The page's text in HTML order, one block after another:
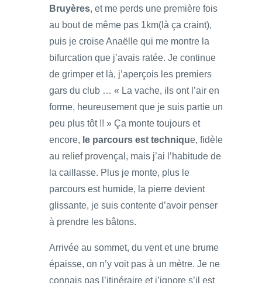
Bruyères, et me perds une première fois
au bout de même pas 1km(là ça craint),
puis je croise Anaëlle qui me montre la
bifurcation que j’avais ratée. Je continue
de grimper et là, j’aperçois les premiers
gars du club … « La vache, ils ont l’air en
forme, heureusement que je suis partie un
peu plus tôt !! » Ça monte toujours et
encore, le parcours est technique, fidèle
au relief provençal, mais j’ai l’habitude de
la caillasse. Plus je monte, plus le
parcours est humide, la pierre devient
glissante, je suis contente d’avoir penser
à prendre les bâtons.
Arrivée au sommet, du vent et une brume
épaisse, on n’y voit pas à un mètre. Je ne
connais pas l’itinéraire et j’ignore s’il est